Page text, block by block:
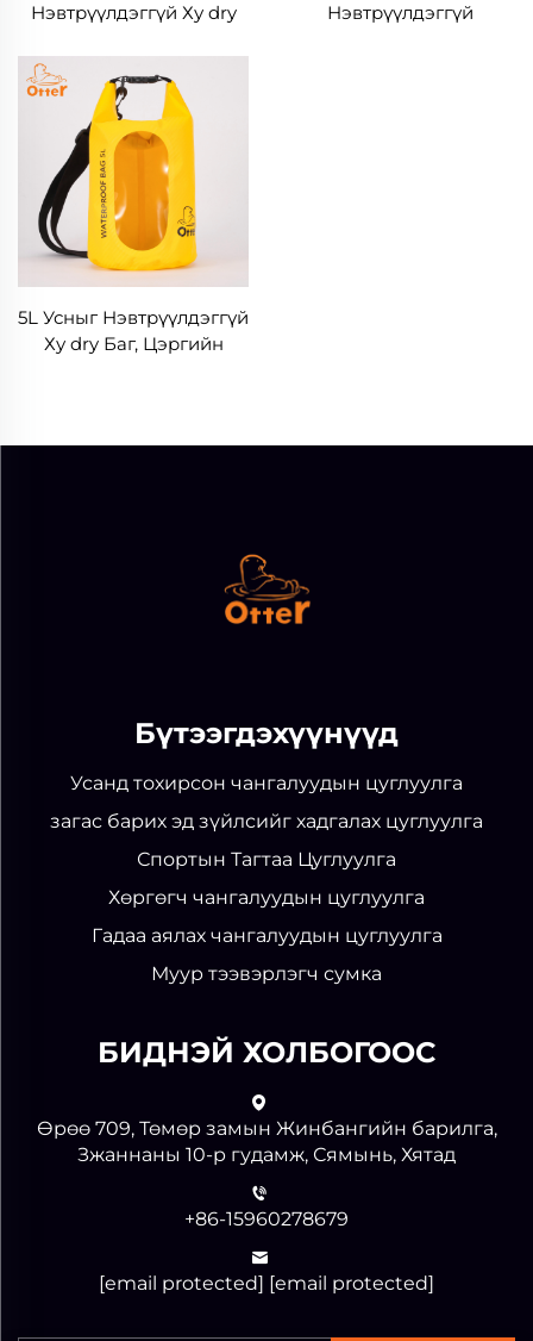
Нэвтрүүлдэггүй Ху dry
Нэвтрүүлдэггүй
5L Усныг Нэвтрүүлдэггүй
Ху dry Баг, Цэргийн
Бүтээгдэхүүнүүд
Усанд тохирсон чангалуудын цуглуулга
загас барих эд зүйлсийг хадгалах цуглуулга
Спортын Тагтаа Цуглуулга
Хөргөгч чангалуудын цуглуулга
Гадаа аялах чангалуудын цуглуулга
Муур тээвэрлэгч сумка
БИДНЭЙ ХОЛБОГООС
Өрөө 709, Төмөр замын Жинбангийн барилга,
Зжаннаны 10-р гудамж, Сямынь, Хятад
+86-15960278679
[email protected] [email protected]